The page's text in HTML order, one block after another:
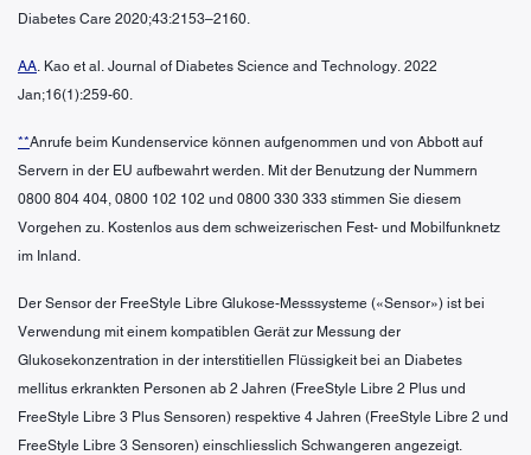
Diabetes Care 2020;43:2153–2160.
AA. Kao et al. Journal of Diabetes Science and Technology. 2022
Jan;16(1):259-60.
**Anrufe beim Kundenservice können aufgenommen und von Abbott auf
Servern in der EU aufbewahrt werden. Mit der Benutzung der Nummern
0800 804 404, 0800 102 102 und 0800 330 333 stimmen Sie diesem
Vorgehen zu. Kostenlos aus dem schweizerischen Fest- und Mobilfunknetz
im Inland.
Der Sensor der FreeStyle Libre Glukose-Messsysteme («Sensor») ist bei
Verwendung mit einem kompatiblen Gerät zur Messung der
Glukosekonzentration in der interstitiellen Flüssigkeit bei an Diabetes
mellitus erkrankten Personen ab 2 Jahren (FreeStyle Libre 2 Plus und
FreeStyle Libre 3 Plus Sensoren) respektive 4 Jahren (FreeStyle Libre 2 und
FreeStyle Libre 3 Sensoren) einschliesslich Schwangeren angezeigt.